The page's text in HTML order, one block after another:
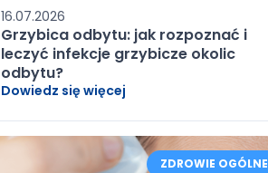
16.07.2026
Grzybica odbytu: jak rozpoznać i
leczyć infekcje grzybicze okolic
odbytu?
Dowiedz się więcej
ZDROWIE OGÓLNE